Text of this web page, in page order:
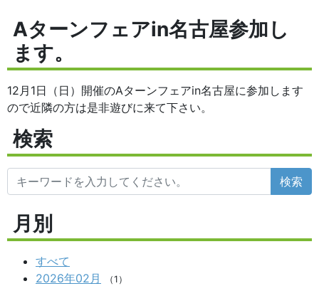
Aターンフェアin名古屋参加し
ます。
12月1日（日）開催のAターンフェアin名古屋に参加します
ので近隣の方は是非遊びに来て下さい。
検索
検索
月別
すべて
2026年02月
（1）